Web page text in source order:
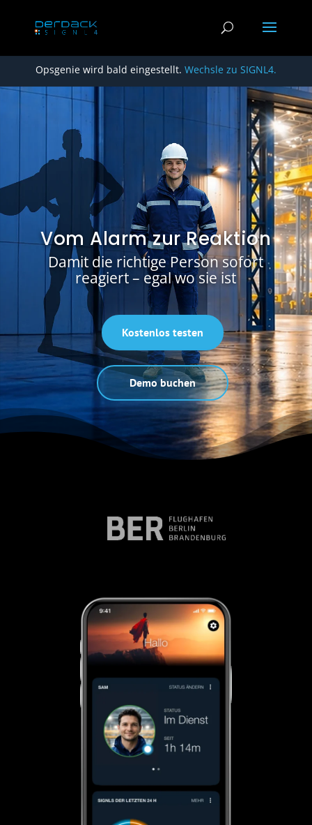
Opsgenie wird bald eingestellt. Wechsle zu SIGNL4.
Vom Alarm zur Reaktion
Damit die richtige Person sofort
reagiert – egal wo sie ist
Kostenlos testen
Demo buchen